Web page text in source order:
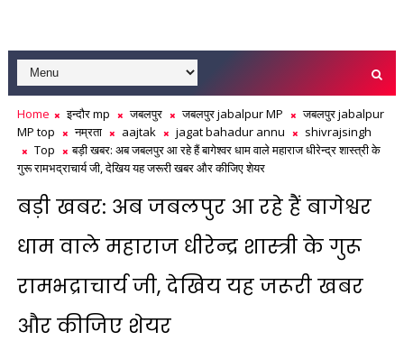
Home इन्दौर mp जबलपुर जबलपुर jabalpur MP
जबलपुर jabalpur
MP top
नम्रता aajtak jagat bahadur annu
shivrajsingh
Top
बड़ी खबर: अब जबलपुर आ रहे हैं बागेश्वर धाम वाले महाराज धीरेन्द्र शास्त्री के
गुरू रामभद्राचार्य जी, देखिय यह जरूरी खबर और कीजिए शेयर
बड़ी खबर: अब जबलपुर आ रहे हैं बागेश्वर
धाम वाले महाराज धीरेन्द्र शास्त्री के गुरू
रामभद्राचार्य जी, देखिय यह जरूरी खबर
और कीजिए शेयर